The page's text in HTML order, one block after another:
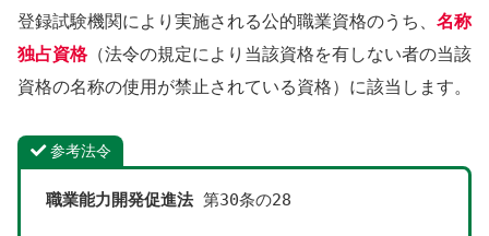
登録試験機関により実施される公的職業資格のうち、 名称
独占資格（法令の規定により当該資格を有しない者の当該
資格の名称の使用が禁止されている資格）に該当します。
参考法令
職業能力開発促進法 第30条の28